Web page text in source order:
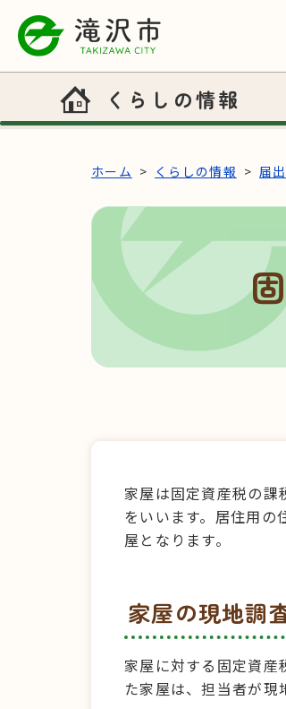
本文へスキップ
くらしの情報
ホーム くらしの情報 届
家屋は固定資産税の課
をいいます。居住用の
屋となります。
家屋の現地調
家屋に対する固定資産
た家屋は、担当者が現